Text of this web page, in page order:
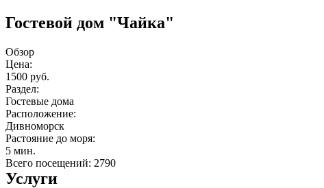
Гостевой дом "Чайка"
Обзор
Цена:
1500 руб.
Раздел:
Гостевые дома
Расположение:
Дивноморск
Растояние до моря:
5 мин.
Всего посещений: 2790
Услуги